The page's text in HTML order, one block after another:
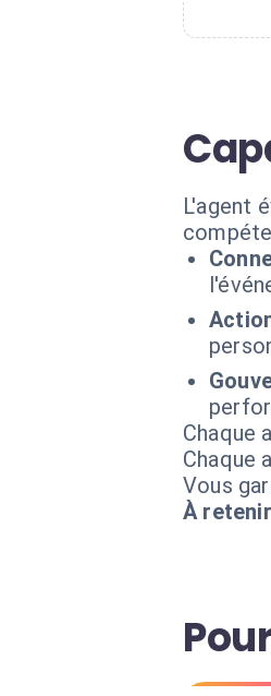
L'agent
Chaque
Chaque
Vous
À